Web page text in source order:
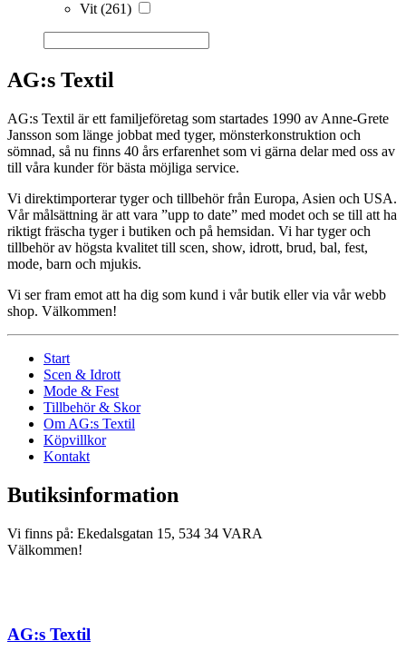
Vit (261)
AG:s Textil
AG:s Textil är ett familjeföretag som startades 1990 av Anne-Grete
Jansson som länge jobbat med tyger, mönsterkonstruktion och
sömnad, så nu finns 40 års erfarenhet som vi gärna delar med oss av
till våra kunder för bästa möjliga service.
Vi direktimporterar tyger och tillbehör från Europa, Asien och USA.
Vår målsättning är att vara ”upp to date” med modet och se till att ha
riktigt fräscha tyger i butiken och på hemsidan. Vi har tyger och
tillbehör av högsta kvalitet till scen, show, idrott, brud, bal, fest,
mode, barn och mjukis.
Vi ser fram emot att ha dig som kund i vår butik eller via vår webb
shop. Välkommen!
Start
Scen & Idrott
Mode & Fest
Tillbehör & Skor
Om AG:s Textil
Köpvillkor
Kontakt
Butiksinformation
Vi finns på: Ekedalsgatan 15, 534 34 VARA
Välkommen!
AG:s Textil